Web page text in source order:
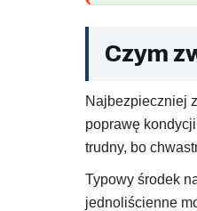
Czym
Najbezpieczniej
poprawę
trudny, bo
Typowy środek
jednoliścienne